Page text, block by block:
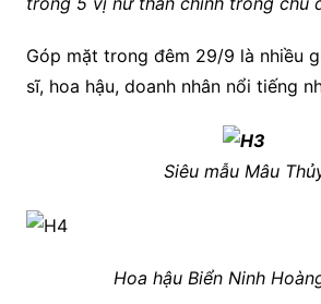
Góp mặt trong đêm 29/9 là nhiều
sĩ, hoa hậu, doanh nhân nổi tiếng
Siêu mẫu Mâu
Hoa hậu Biển Ninh